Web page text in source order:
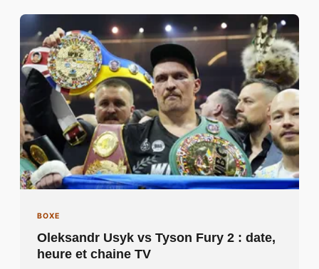
BOXE
Oleksandr Usyk vs Tyson Fury 2 : date,
heure et chaine TV